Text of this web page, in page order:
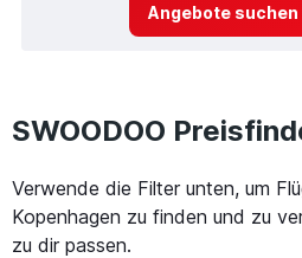
Angebote suchen
SWOODOO
Verwende die Filter unten, um
Kopenhagen zu finden und zu
zu dir passen.